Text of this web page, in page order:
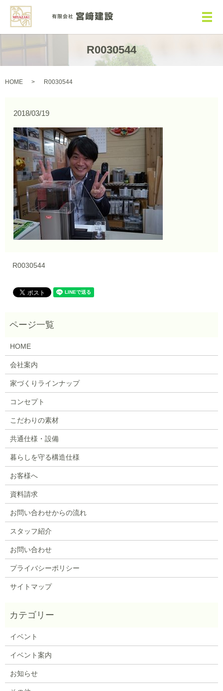
メ
R0030544
HOME R0030544
2018/03/19
R0030544
HOME
会社案内
家づくりラインナップ
コンセプト
こだわりの素材
共通仕様・設備
暮らしを守る構造仕様
お客様へ
資料請求
お問い合わせからの流れ
スタッフ紹介
お問い合わせ
プライバシーポリシー
サイトマップ
イベント
イベント案内
お知らせ